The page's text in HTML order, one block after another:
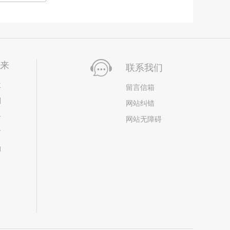
联系我们
留言信箱
网站纠错
网站无障碍